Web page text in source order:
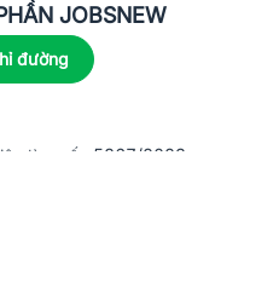
JOBSNEW
đường
làm số:
5867/2023